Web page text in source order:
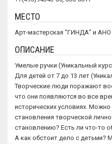
МЕСТО
Арт-мастерская "ГИНДА" и
ОПИСАНИЕ
Умелые ручки (Уникальный
Для детей от 7 до 13 лет
Творческие люди поражают
что они появляются во все
исторических условиях.
становления творческой
становлению? Есть ли что-то
А как обстоит дело с детьми?